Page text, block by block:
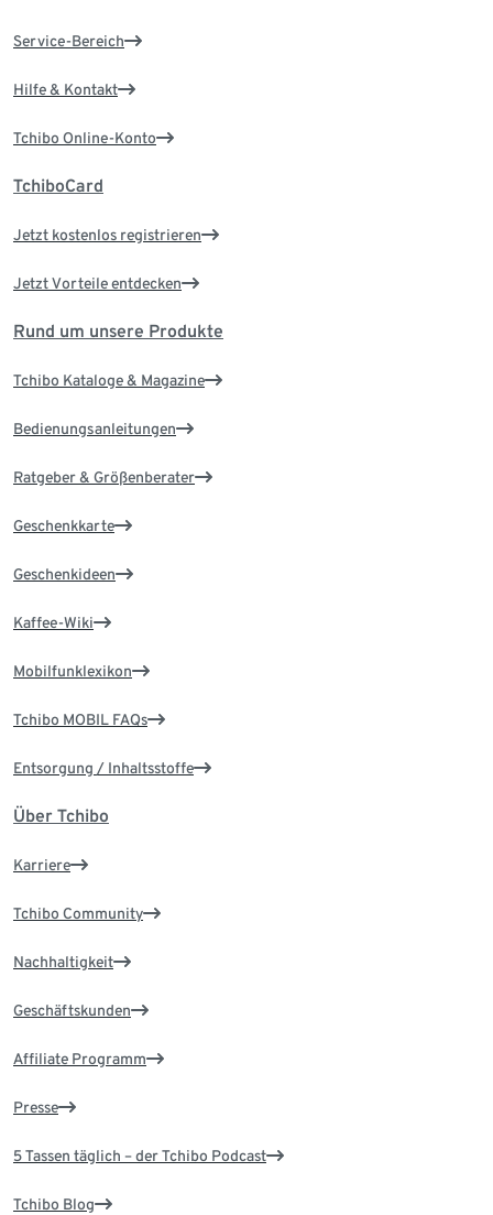
Service-Bereich
Hilfe & Kontakt
Tchibo Online-Konto
TchiboCard
Jetzt kostenlos registrieren
Jetzt Vorteile entdecken
Rund um unsere Produkte
Tchibo Kataloge & Magazine
Bedienungsanleitungen
Ratgeber & Größenberater
Geschenkkarte
Geschenkideen
Kaffee-Wiki
Mobilfunklexikon
Tchibo MOBIL FAQs
Entsorgung / Inhaltsstoffe
Über Tchibo
Karriere
Tchibo Community
Nachhaltigkeit
Geschäftskunden
Affiliate Programm
Presse
5 Tassen täglich – der Tchibo Podcast
Tchibo Blog